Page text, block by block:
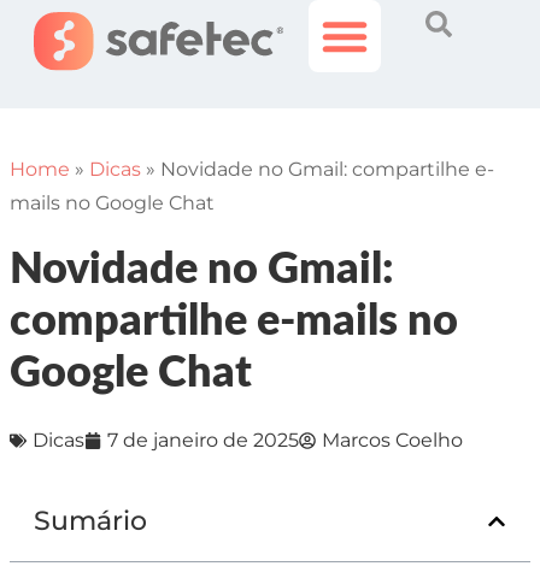
Home » Dicas » Novidade no Gmail: compartilhe e-
mails no Google Chat
Novidade no Gmail:
compartilhe e-mails no
Google Chat
Dicas 7 de janeiro de 2025 Marcos Coelho
Sumário